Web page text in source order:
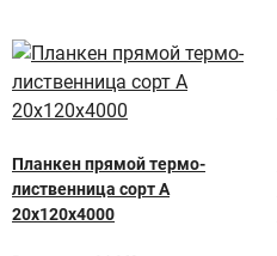
Планкен прямой термо-
лиственница сорт А
20х120х4000